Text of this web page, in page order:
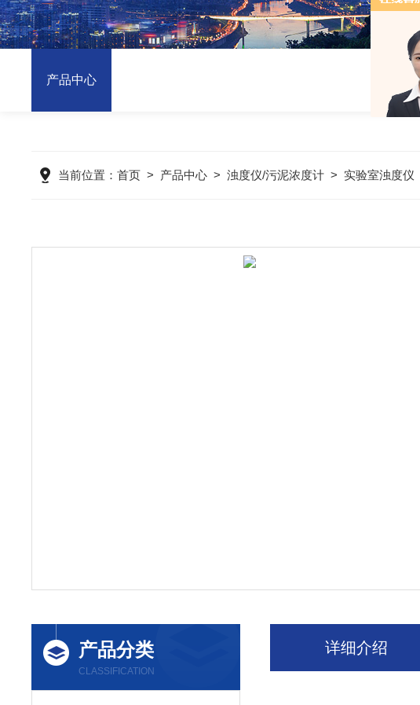
产品中心
当前位置：首页 > 产品中心 >浊度仪/污泥浓度计 > 实验室浊度仪
产品分类
CLASSIFICATION
详细介绍